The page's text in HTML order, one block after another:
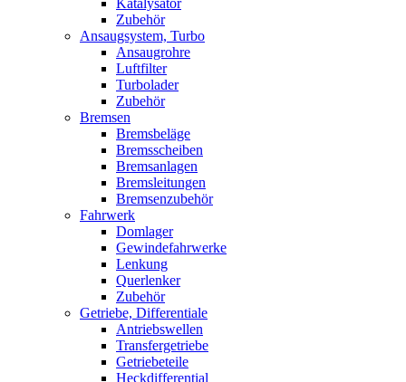
Katalysator
Zubehör
Ansaugsystem, Turbo
Ansaugrohre
Luftfilter
Turbolader
Zubehör
Bremsen
Bremsbeläge
Bremsscheiben
Bremsanlagen
Bremsleitungen
Bremsenzubehör
Fahrwerk
Domlager
Gewindefahrwerke
Lenkung
Querlenker
Zubehör
Getriebe, Differentiale
Antriebswellen
Transfergetriebe
Getriebeteile
Heckdifferential